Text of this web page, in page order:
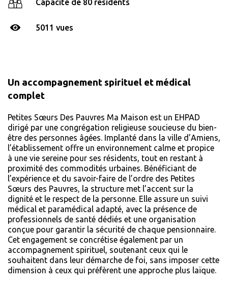
Capacité de 80 résidents
5011 vues
Un accompagnement spirituel et médical
complet
Petites Sœurs Des Pauvres Ma Maison est un EHPAD
dirigé par une congrégation religieuse soucieuse du bien-
être des personnes âgées. Implanté dans la ville d’Amiens,
l’établissement offre un environnement calme et propice
à une vie sereine pour ses résidents, tout en restant à
proximité des commodités urbaines. Bénéficiant de
l’expérience et du savoir-faire de l’ordre des Petites
Sœurs des Pauvres, la structure met l’accent sur la
dignité et le respect de la personne. Elle assure un suivi
médical et paramédical adapté, avec la présence de
professionnels de santé dédiés et une organisation
conçue pour garantir la sécurité de chaque pensionnaire.
Cet engagement se concrétise également par un
accompagnement spirituel, soutenant ceux qui le
souhaitent dans leur démarche de foi, sans imposer cette
dimension à ceux qui préfèrent une approche plus laïque.